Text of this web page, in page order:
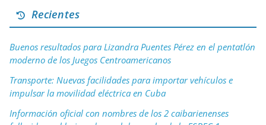
Recientes
Buenos resultados para Lizandra Puentes Pérez en el pentatlón
moderno de los Juegos Centroamericanos
Transporte: Nuevas facilidades para importar vehículos e
impulsar la movilidad eléctrica en Cuba
Información oficial con nombres de los 2 caibarienenses